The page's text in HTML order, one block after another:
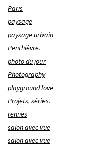
Paris
paysage
paysage urbain
Penthièvre.
photo du jour
Photography
playground love
Projets, séries.
rennes
salon avec vue
salon avec vue